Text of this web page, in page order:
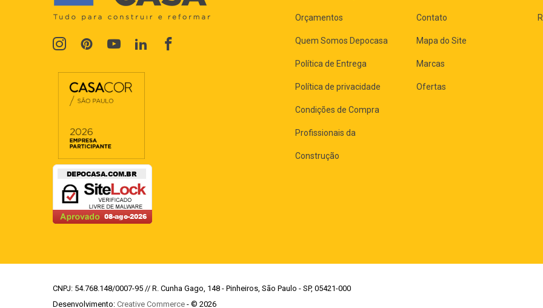
Orçamentos
Quem Somos Depocasa
Política de Entrega
Política de privacidade
Condições de Compra
Profissionais da
Construção
Contato
Mapa do Site
Marcas
Ofertas
CNPJ: 54.768.148/0007-95 // R. Cunha Gago, 148 - Pinheiros, São Paulo - SP, 05421-000
Desenvolvimento: Creative Commerce - © 2026